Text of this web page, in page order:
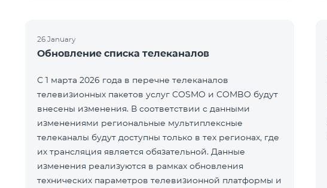
26 January
Обновление списка телеканалов
С 1 марта 2026 года в перечне телеканалов
телевизионных пакетов услуг COSMO и COMBO будут
внесены изменения. В соответствии с данными
изменениями региональные мультиплексные
телеканалы будут доступны только в тех регионах, где
их трансляция является обязательной. Данные
изменения реализуются в рамках обновления
технических параметров телевизионной платформы и